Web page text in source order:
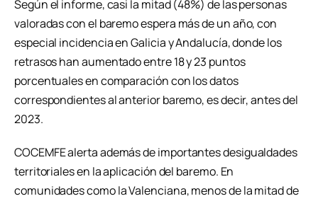
Según el informe, casi la mitad (48%) de las personas
valoradas con el baremo espera más de un año, con
especial incidencia en Galicia y Andalucía, donde los
retrasos han aumentado entre 18 y 23 puntos
porcentuales en comparación con los datos
correspondientes al anterior baremo, es decir, antes del
2023.
COCEMFE alerta además de importantes desigualdades
territoriales en la aplicación del baremo. En
comunidades como la Valenciana, menos de la mitad de